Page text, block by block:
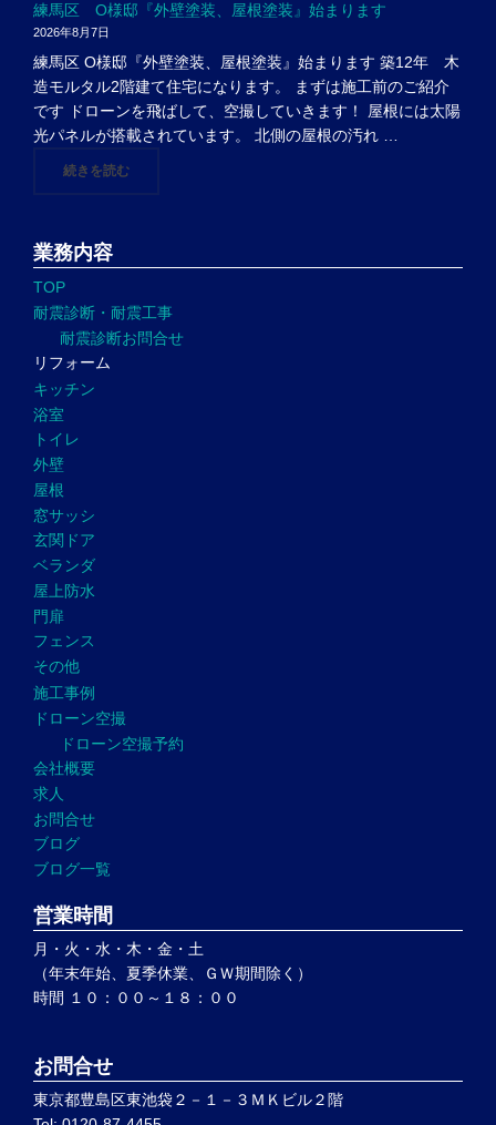
練馬区 O様邸『外壁塗装、屋根塗装』始まります
2026年8月7日
練馬区 O様邸『外壁塗装、屋根塗装』始まります 築12年 木
造モルタル2階建て住宅になります。 まずは施工前のご紹介
です ドローンを飛ばして、空撮していきます！ 屋根には太陽
光パネルが搭載されています。 北側の屋根の汚れ …
続きを読む"練馬区 O様邸『外壁塗装、屋根塗装』始まります"
業務内容
TOP
耐震診断・耐震工事
耐震診断お問合せ
リフォーム
キッチン
浴室
トイレ
外壁
屋根
窓サッシ
玄関ドア
ベランダ
屋上防水
門扉
フェンス
その他
施工事例
ドローン空撮
ドローン空撮予約
会社概要
求人
お問合せ
ブログ
ブログ一覧
営業時間
月・火・水・木・金・土
（年末年始、夏季休業、ＧＷ期間除く）
時間 １０：００～１８：００
お問合せ
東京都豊島区東池袋２－１－３ＭＫビル２階